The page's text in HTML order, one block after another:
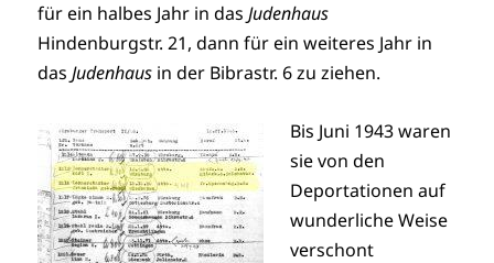
für ein halbes Jahr in dasJudenhaus
Hindenburgstr. 21, dann für ein weiteres Jahr in
dasJudenhaus in der Bibrastr. 6 zu ziehen.
Bis Juni 1943 waren
sie von den
Deportationen auf
wunderliche Weise
verschont